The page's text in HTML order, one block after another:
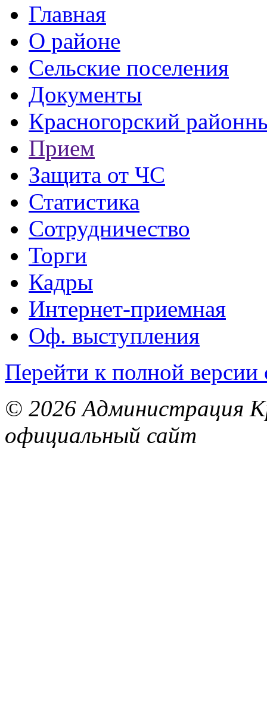
Главная
О районе
Сельские поселения
Документы
Красногорский
Прием
Защита от ЧС
Статистика
Сотрудничество
Торги
Кадры
Интернет-приемная
Оф. выступления
Перейти к полной версии
© 2026 Администрация
официальный сайт